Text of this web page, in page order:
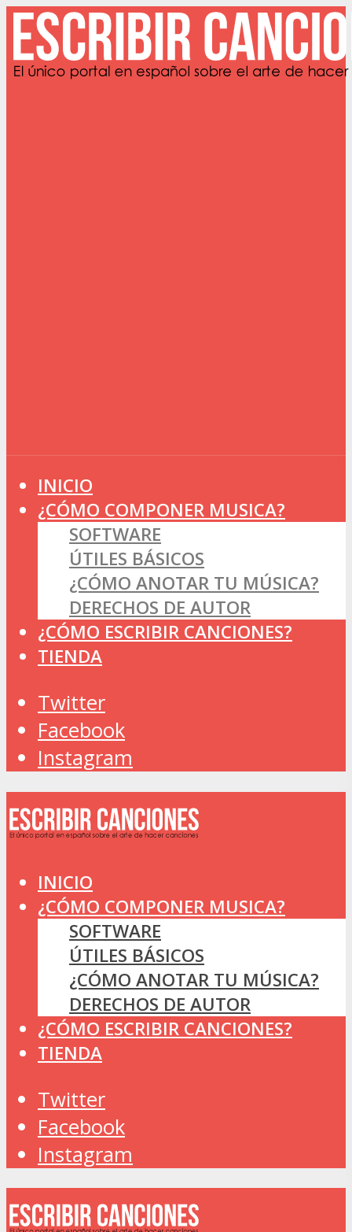
INICIO
¿CÓMO COMPONER MUSICA?
SOFTWARE
ÚTILES BÁSICOS
¿CÓMO ANOTAR TU MÚSICA?
DERECHOS DE AUTOR
¿CÓMO ESCRIBIR CANCIONES?
TIENDA
Twitter
Facebook
Instagram
INICIO
¿CÓMO COMPONER MUSICA?
SOFTWARE
ÚTILES BÁSICOS
¿CÓMO ANOTAR TU MÚSICA?
DERECHOS DE AUTOR
¿CÓMO ESCRIBIR CANCIONES?
TIENDA
Twitter
Facebook
Instagram